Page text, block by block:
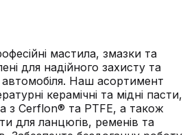
мастила, змазки та
для надійного захисту та
автомобіля. Наш асортимент
керамічні та мідні пасти,
з Cerflon® та PTFE, а також
для ланцюгів, ременів та